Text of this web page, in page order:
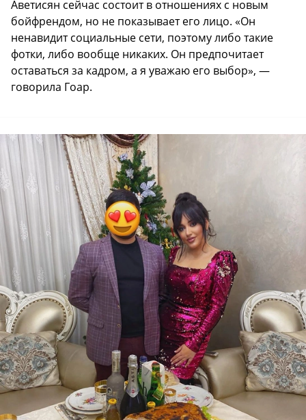
Аветисян сейчас состоит в отношениях с новым
бойфрендом, но не показывает его лицо. «Он
ненавидит социальные сети, поэтому либо такие
фотки, либо вообще никаких. Он предпочитает
оставаться за кадром, а я уважаю его выбор», —
говорила Гоар.